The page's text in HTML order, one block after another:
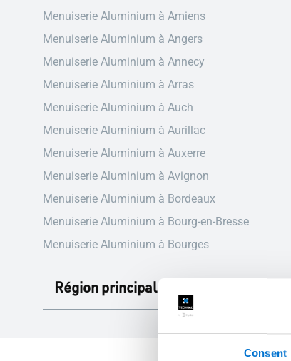
Consent
Menuiserie Aluminium à Amiens
Menuiserie Aluminium à Angers
Menuiserie Aluminium à Annecy
Menuiserie Aluminium à Arras
Menuiserie Aluminium à Auch
Menuiserie Aluminium à Aurillac
Menuiserie Aluminium à Auxerre
Menuiserie Aluminium à Avignon
Menuiserie Aluminium à Bordeaux
Menuiserie Aluminium à Bourg-en-Bresse
Menuiserie Aluminium à Bourges
Région principale